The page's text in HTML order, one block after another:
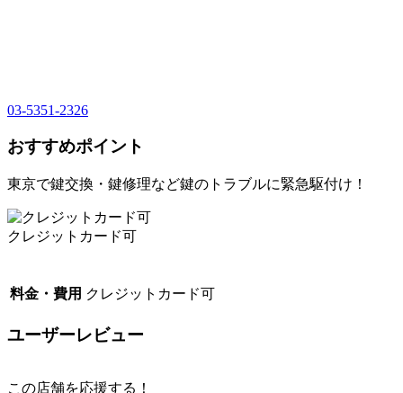
03-5351-2326
おすすめポイント
東京で鍵交換・鍵修理など鍵のトラブルに緊急駆付け！
クレジットカード可
料金・費用 クレジットカード可
ユーザーレビュー
この店舗を応援する！